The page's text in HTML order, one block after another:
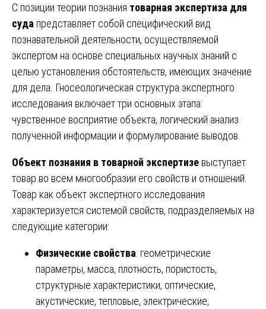
С позиции теории познания товарная экспертиза для
суда представляет собой специфический вид
познавательной деятельности, осуществляемой
экспертом на основе специальных научных знаний с
целью установления обстоятельств, имеющих значение
для дела. Гносеологическая структура экспертного
исследования включает три основных этапа:
чувственное восприятие объекта, логический анализ
полученной информации и формулирование выводов.
Объект познания в товарной экспертизе выступает
товар во всем многообразии его свойств и отношений.
Товар как объект экспертного исследования
характеризуется системой свойств, подразделяемых на
следующие категории:
Физические свойства: геометрические
параметры, масса, плотность, пористость,
структурные характеристики, оптические,
акустические, тепловые, электрические,